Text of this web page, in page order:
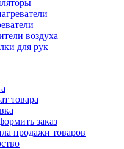
воздуха
для рук
товара
заказ
продажи товаров